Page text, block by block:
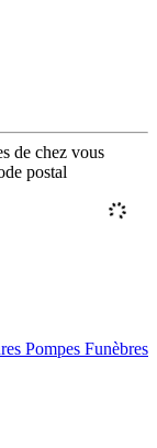
de chez vous
postal
Pompes Funèbres